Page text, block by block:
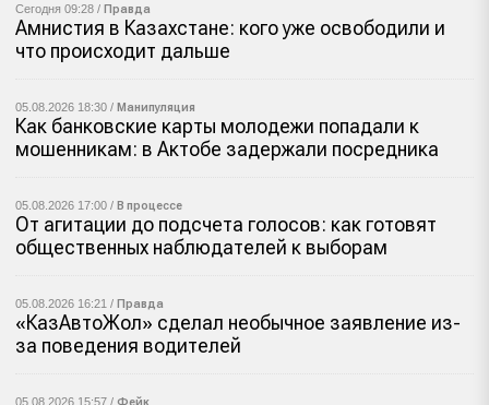
Сегодня 09:28 / Правда
Амнистия в Казахстане: кого уже освободили и
что происходит дальше
05.08.2026 18:30 / Манипуляция
Как банковские карты молодежи попадали к
мошенникам: в Актобе задержали посредника
05.08.2026 17:00 / В процессе
От агитации до подсчета голосов: как готовят
общественных наблюдателей к выборам
05.08.2026 16:21 / Правда
«КазАвтоЖол» сделал необычное заявление из-
за поведения водителей
05.08.2026 15:57 / Фейк